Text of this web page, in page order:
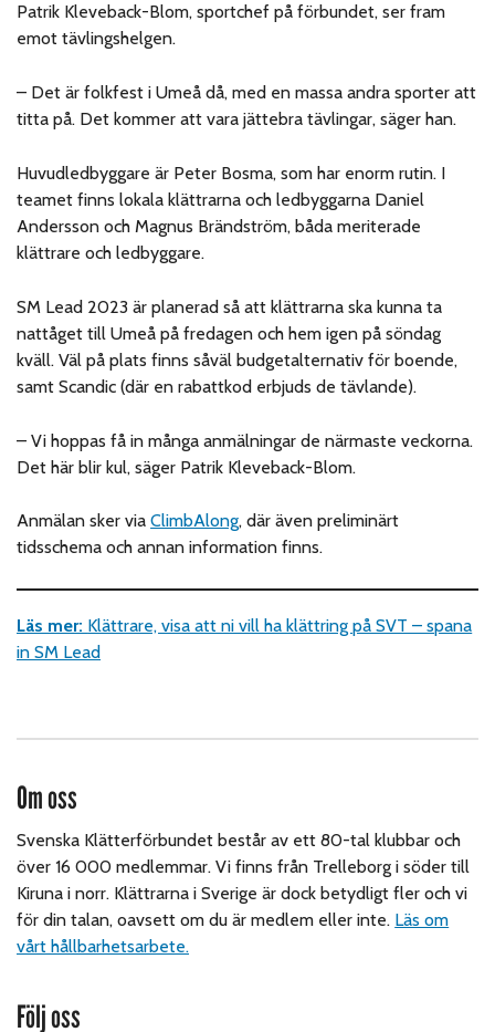
Patrik Kleveback-Blom, sportchef på förbundet, ser fram
emot tävlingshelgen.
– Det är folkfest i Umeå då, med en massa andra sporter att
titta på. Det kommer att vara jättebra tävlingar, säger han.
Huvudledbyggare är Peter Bosma, som har enorm rutin. I
teamet finns lokala klättrarna och ledbyggarna Daniel
Andersson och Magnus Brändström, båda meriterade
klättrare och ledbyggare.
SM Lead 2023 är planerad så att klättrarna ska kunna ta
nattåget till Umeå på fredagen och hem igen på söndag
kväll. Väl på plats finns såväl budgetalternativ för boende,
samt Scandic (där en rabattkod erbjuds de tävlande).
– Vi hoppas få in många anmälningar de närmaste veckorna.
Det här blir kul, säger Patrik Kleveback-Blom.
Anmälan sker viaClimbAlong, där även preliminärt
tidsschema och annan information finns.
Läs mer: Klättrare, visa att ni vill ha klättring på SVT – spana
in SM Lead
Om oss
Svenska Klätterförbundet består av ett 80-tal klubbar och
över 16 000 medlemmar. Vi finns från Trelleborg i söder till
Kiruna i norr. Klättrarna i Sverige är dock betydligt fler och vi
för din talan, oavsett om du är medlem eller inte. Läs om
vårt hållbarhetsarbete.
Följ oss